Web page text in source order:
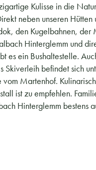
Kulisse in die
neben unseren
den Kugelbahnen, der
Hinterglemm und
es ein Bushaltestelle.
Skiverleih befindet sich
Martenhof.
ist zu empfehlen.
Hinterglemm bestens